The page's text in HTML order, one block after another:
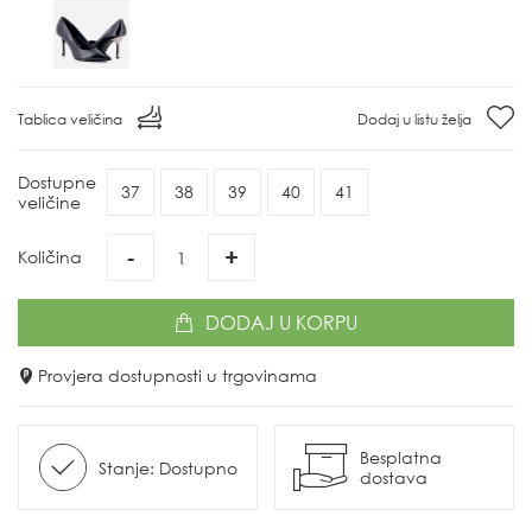
Tablica veličina Dodaj u listu želja
Dostupne
veličine
37 38 39 40 41
Količina - +
DODAJ U KORPU
Provjera dostupnosti u trgovinama
Stanje: Dostupno
Besplatna
dostava